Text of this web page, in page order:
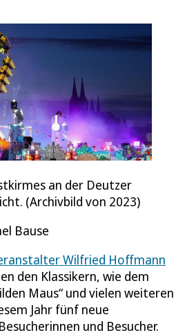
an der Deutzer
(Archivbild von 2023)
Bause
Wilfried Hoffmann
den Klassikern, wie dem
Maus“ und vielen weiteren
Jahr fünf neue
und Besucher.